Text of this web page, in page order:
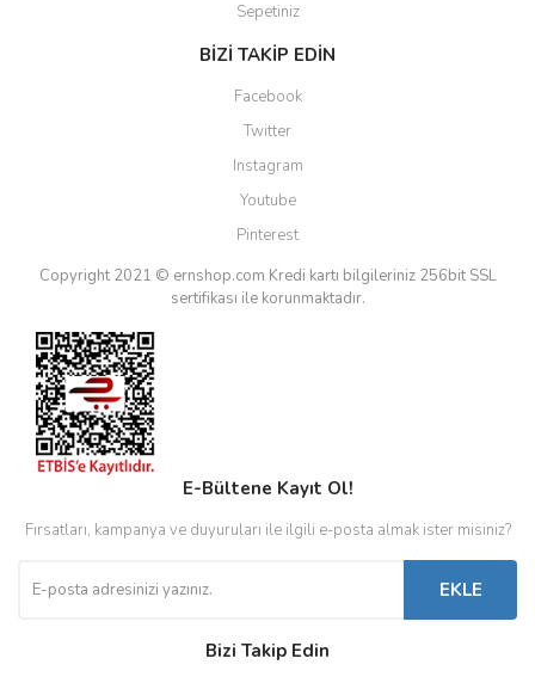
Sepetiniz
BİZİ TAKİP EDİN
Facebook
Twitter
Instagram
Youtube
Pinterest
Copyright 2021 © ernshop.com Kredi kartı bilgileriniz 256bit SSL
sertifikası ile korunmaktadır.
E-Bültene Kayıt Ol!
Fırsatları, kampanya ve duyuruları ile ilgili e-posta almak ister misiniz?
EKLE
Bizi Takip Edin